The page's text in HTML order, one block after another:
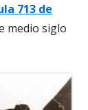
713 de
medio siglo